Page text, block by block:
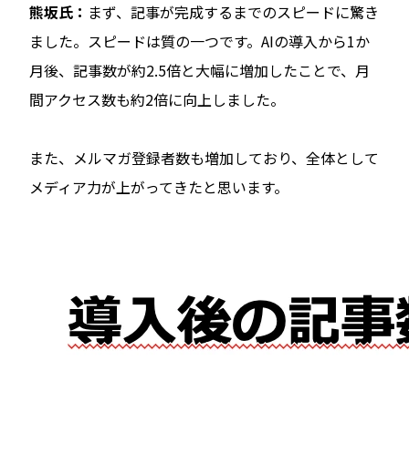
熊坂氏： まず、記事が完成するまでのスピードに驚き
ました。スピードは質の一つです。AIの導入から1か
月後、記事数が約2.5倍と大幅に増加したことで、月
間アクセス数も約2倍に向上しました。
また、メルマガ登録者数も増加しており、全体として
メディア力が上がってきたと思います。